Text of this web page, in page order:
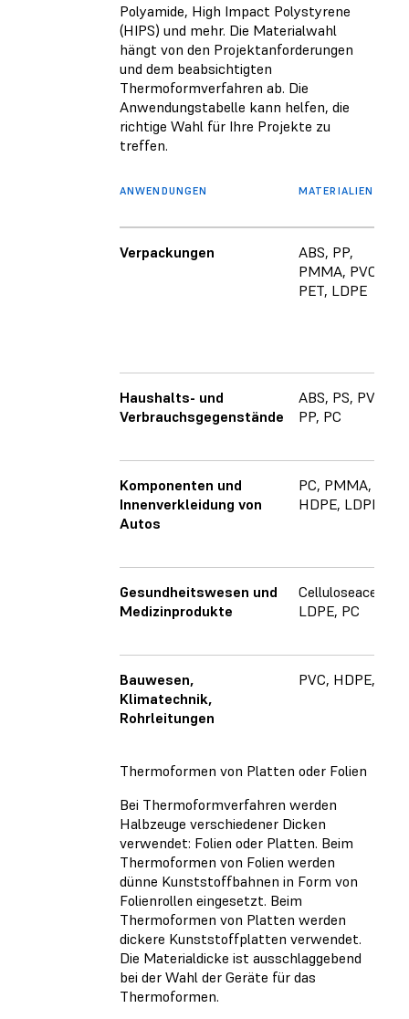
Polyamide, High Impact Polystyrene
(HIPS) und mehr. Die Materialwahl
hängt von den Projektanforderungen
und dem beabsichtigten
Thermoformverfahren ab. Die
Anwendungstabelle kann helfen, die
richtige Wahl für Ihre Projekte zu
treffen.
ANWENDUNGEN MATERIALIEN
Verpackungen
ABS, PP,
PMMA, PVC,
PET, LDPE
Haushalts- und
Verbrauchsgegenstände
ABS, PS, PVC,
PP, PC
Komponenten und
Innenverkleidung von
Autos
PC, PMMA,
HDPE, LDPE
Gesundheitswesen und
Medizinprodukte
Celluloseacetat,
LDPE, PC
Bauwesen,
Klimatechnik,
Rohrleitungen
PVC, HDPE, PC
Thermoformen von Platten oder Folien
Bei Thermoformverfahren werden
Halbzeuge verschiedener Dicken
verwendet: Folien oder Platten. Beim
Thermoformen von Folien werden
dünne Kunststoffbahnen in Form von
Folienrollen eingesetzt. Beim
Thermoformen von Platten werden
dickere Kunststoffplatten verwendet.
Die Materialdicke ist ausschlaggebend
bei der Wahl der Geräte für das
Thermoformen.